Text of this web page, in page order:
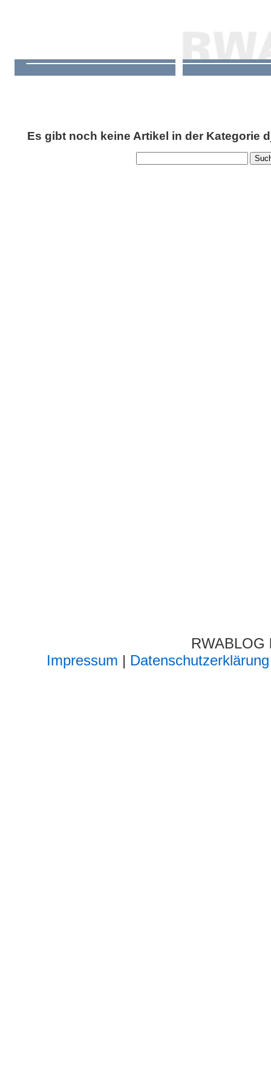
Es gibt noch keine Artikel in der Kategorie
Impressum | Datenschutzerklärung